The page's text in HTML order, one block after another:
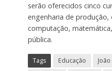
serão oferecidos cinco
engenharia de produção,
computação,
pública.
Tags Educação